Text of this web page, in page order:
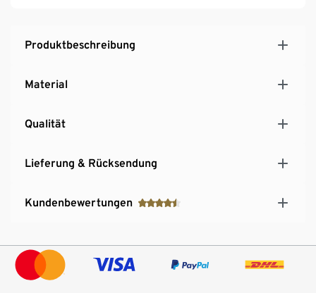
Produktbeschreibung
Material
Qualität
Lieferung & Rücksendung
Kundenbewertungen